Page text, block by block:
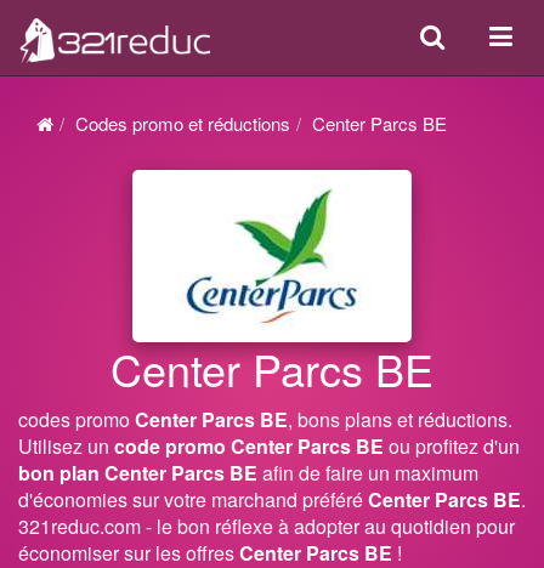
ou
Search
Codes promo et réductions Center Parcs BE
Center Parcs BE
codes promoCenter Parcs BE, bons plans et réductions.
Utilisez un code promo Center Parcs BE ou profitez d'un
bon plan Center Parcs BE afin de faire un maximum
d'économies sur votre marchand préféréCenter Parcs BE.
321reduc.com - le bon réflexe à adopter au quotidien pour
économiser sur les offresCenter Parcs BE !